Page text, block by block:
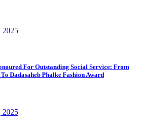
2025
For Outstanding Social Service: From
Dadasaheb Phalke Fashion Award
2025